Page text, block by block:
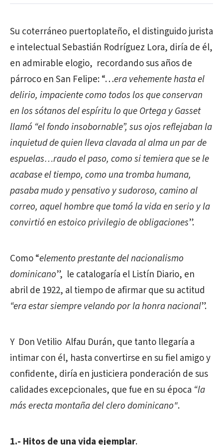
Su coterráneo puertoplateño, el distinguido jurista
e intelectual Sebastián Rodríguez Lora, diría de él,
en admirable elogio, recordando sus años de
párroco en San Felipe: “…era vehemente hasta el
delirio, impaciente como todos los que conservan
en los sótanos del espíritu lo que Ortega y Gasset
llamó “el fondo insobornable”, sus ojos reflejaban la
inquietud de quien lleva clavada al alma un par de
espuelas…raudo el paso, como si temiera que se le
acabase el tiempo, como una tromba humana,
pasaba mudo y pensativo y sudoroso, camino al
correo, aquel hombre que tomó la vida en serio y la
convirtió en estoico privilegio de obligaciones”.
Como “elemento prestante del nacionalismo
dominicano”, le catalogaría el Listín Diario, en
abril de 1922, al tiempo de afirmar que su actitud
“era estar siempre velando por la honra nacional”.
Y Don Vetilio Alfau Durán, que tanto llegaría a
intimar con él, hasta convertirse en su fiel amigo y
confidente, diría en justiciera ponderación de sus
calidades excepcionales, que fue en su época “la
más erecta montaña del clero dominicano".
1.- Hitos de una vida ejemplar.